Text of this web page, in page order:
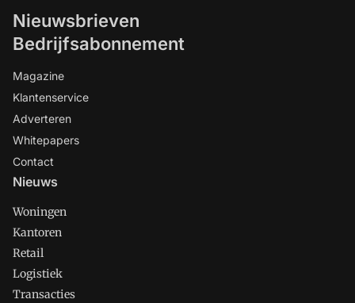
Nieuwsbrieven
Bedrijfsabonnement
Magazine
Klantenservice
Adverteren
Whitepapers
Contact
Nieuws
Woningen
Kantoren
Retail
Logistiek
Transacties